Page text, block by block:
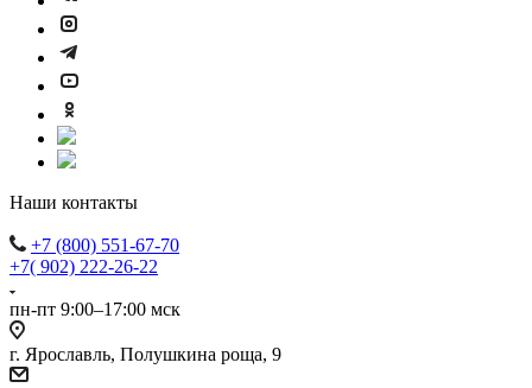
Наши контакты
+7 (800) 551-67-70
+7( 902) 222-26-22
пн-пт 9:00–17:00 мск
г. Ярославль, Полушкина роща, 9